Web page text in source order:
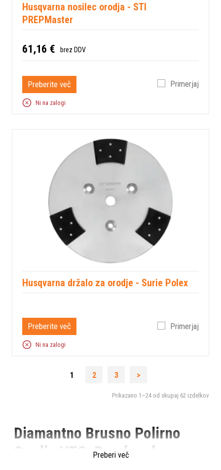
Husqvarna nosilec orodja - STI
PREPMaster
61,16 € brez DDV
Preberite več Primerjaj
Ni na zalogi
Husqvarna držalo za orodje - Surie Polex
Preberite več Primerjaj
Ni na zalogi
1 2 3 >
Prikazano 1~24 od skupaj 62 izdelkov
Diamantno Brusno Polirno
Orodje HTC: Preobrazba
Preberi več